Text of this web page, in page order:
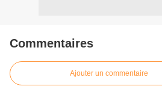
Commentaires
Ajouter un commentaire